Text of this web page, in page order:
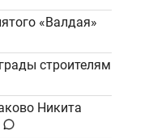
«Валдая»
строителям
Никита